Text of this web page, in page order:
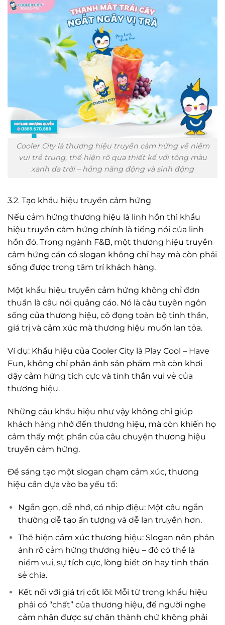
Cooler City là thương hiệu truyền cảm hứng về niềm
vui trẻ trung, thể hiện rõ qua thiết kế với tông màu
xanh da trời – hồng năng động và sinh động
3.2. Tạo khẩu hiệu truyền cảm hứng
Nếu cảm hứng thương hiệu là linh hồn thì khẩu
hiệu truyền cảm hứng chính là tiếng nói của linh
hồn đó. Trong ngành F&B, một thương hiệu truyền
cảm hứng cần có slogan không chỉ hay mà còn phải
sống được trong tâm trí khách hàng.
Một khẩu hiệu truyền cảm hứng không chỉ đơn
thuần là câu nói quảng cáo. Nó là câu tuyên ngôn
sống của thương hiệu, cô đọng toàn bộ tinh thần,
giá trị và cảm xúc mà thương hiệu muốn lan tỏa.
Ví dụ: Khẩu hiệu của Cooler City là Play Cool – Have
Fun, không chỉ phản ánh sản phẩm mà còn khơi
dậy cảm hứng tích cực và tinh thần vui vẻ của
thương hiệu.
Những câu khẩu hiệu như vậy không chỉ giúp
khách hàng nhớ đến thương hiệu, mà còn khiến họ
cảm thấy một phần của câu chuyện thương hiệu
truyền cảm hứng.
Để sáng tạo một slogan chạm cảm xúc, thương
hiệu cần dựa vào ba yếu tố:
Ngắn gọn, dễ nhớ, có nhịp điệu: Một câu ngắn
thường dễ tạo ấn tượng và dễ lan truyền hơn.
Thể hiện cảm xúc thương hiệu: Slogan nên phản
ánh rõ cảm hứng thương hiệu – đó có thể là
niềm vui, sự tích cực, lòng biết ơn hay tinh thần
sẻ chia.
Kết nối với giá trị cốt lõi: Mỗi từ trong khẩu hiệu
phải có “chất” của thương hiệu, để người nghe
cảm nhận được sự chân thành chứ không phải